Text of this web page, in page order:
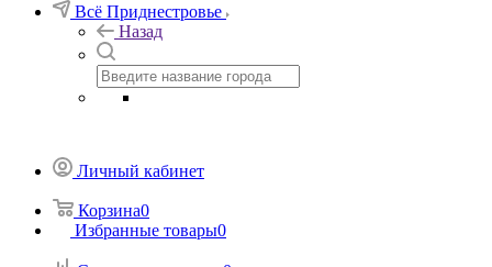
Всё Приднестровье
Назад
Личный кабинет
Корзина0
Избранные товары0